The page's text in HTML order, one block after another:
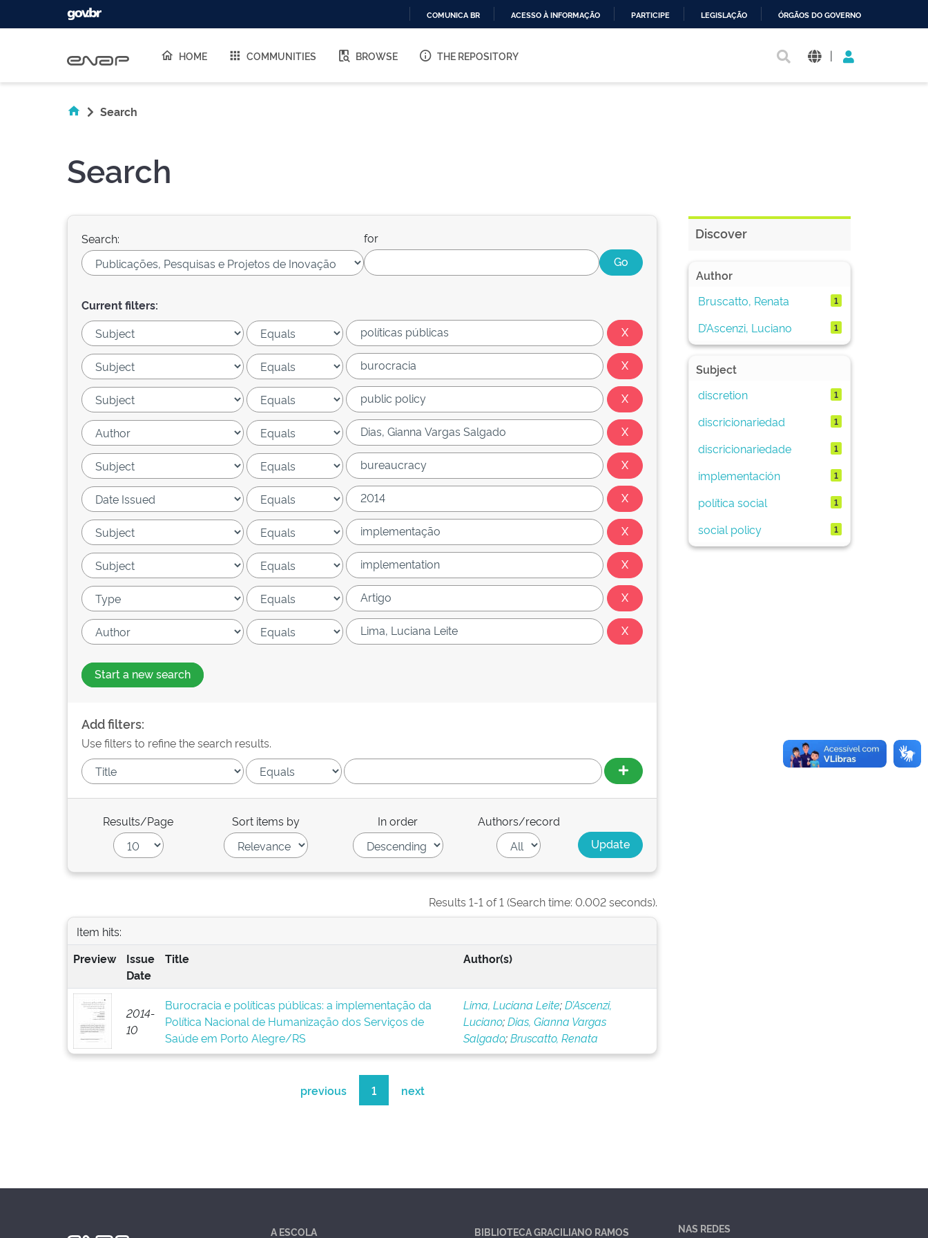
O
COMUNICA BR ACESSO À INFORMAÇÃO PARTICIPE LEGISLAÇÃO ÓRGÃOS DO GOVERNO
HOME COMMUNITIES BROWSE THE REPOSITORY |
Search
Search
Search: for
Current filters:
Start a new search
Add filters:
Use filters to refine the search results.
Results/Page Sort items by In order Authors/record
Results 1-1 of 1 (Search time: 0.002 seconds).
Item hits:
Preview
Issue
Date
Title Author(s)
2014-
10
Burocracia e políticas públicas: a implementação da
Política Nacional de Humanização dos Serviços de
Saúde em Porto Alegre/RS
Lima, Luciana Leite;D’Ascenzi,
Luciano;Dias, Gianna Vargas
Salgado;Bruscatto, Renata
previous 1 next
Discover
Author
Bruscatto, Renata
1
D’Ascenzi, Luciano 1
Subject
discretion
1
discricionariedad 1
discricionariedade 1
implementación 1
política social 1
social policy 1
A ESCOLA BIBLIOTECA GRACILIANO RAMOS NAS REDES